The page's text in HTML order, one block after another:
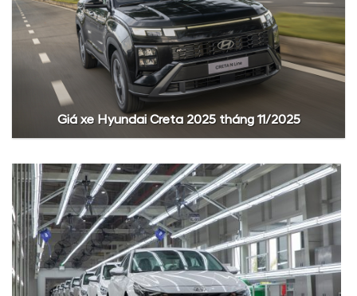
Giá xe Hyundai Creta 2025 tháng 11/2025